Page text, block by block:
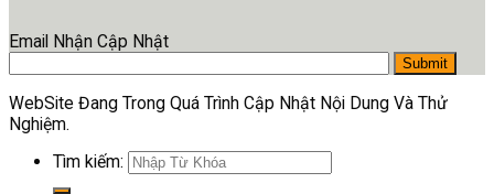
Email Nhận Cập Nhật
WebSite Đang Trong Quá Trình Cập Nhật Nội Dung Và Thử
Nghiệm.
Tìm kiếm: